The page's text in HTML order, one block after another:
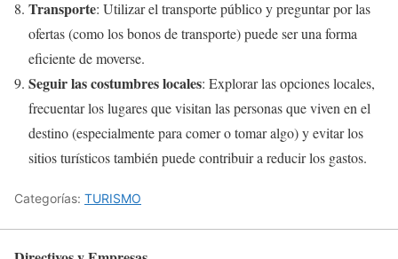
Transporte: Utilizar el transporte público y preguntar por las
ofertas (como los bonos de transporte) puede ser una forma
eficiente de moverse.
Seguir las costumbres locales: Explorar las opciones locales,
frecuentar los lugares que visitan las personas que viven en el
destino (especialmente para comer o tomar algo) y evitar los
sitios turísticos también puede contribuir a reducir los gastos.
Categorías: TURISMO